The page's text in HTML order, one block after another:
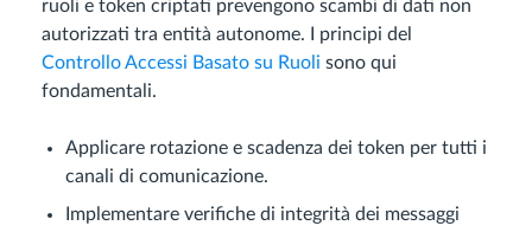
ruoli e token criptati prevengono scambi di dati non
autorizzati tra entità autonome. I principi del
Controllo Accessi Basato su Ruoli sono qui
fondamentali.
Applicare rotazione e scadenza dei token per tutti i
canali di comunicazione.
Implementare verifiche di integrità dei messaggi